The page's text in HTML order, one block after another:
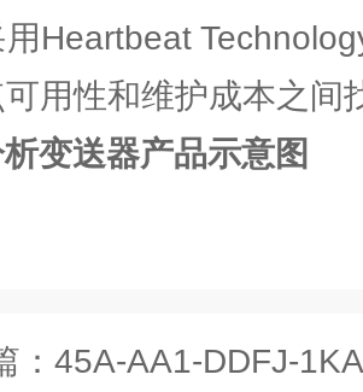
Heartbeat
用性和维护成本之间
变送器产品示意图
： 45A-AA1-DDFJ-1KA两位